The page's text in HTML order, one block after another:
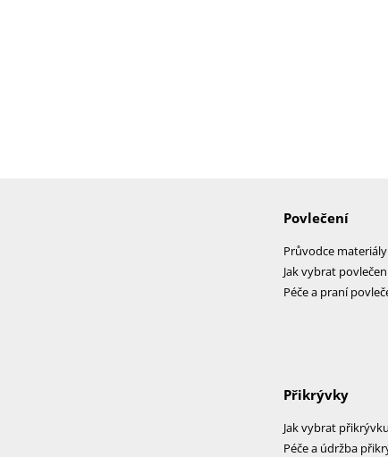
Povlečení
Průvodce materiály
Jak vybrat
Péče a praní
Přikrývky
Jak vybrat přikrývku
Péče a údržba